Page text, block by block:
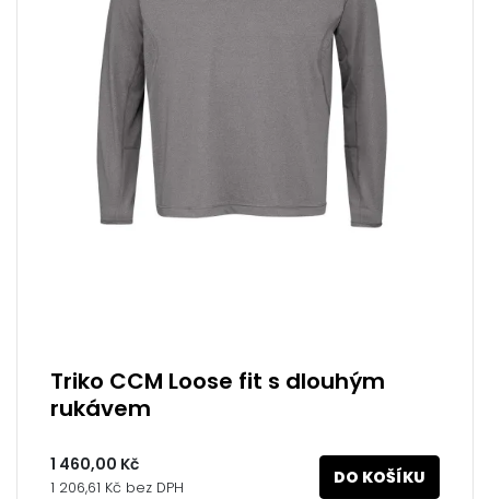
Triko CCM Loose fit s dlouhým
rukávem
1 460,00 Kč
1 206,61 Kč bez DPH DO KOŠÍKU